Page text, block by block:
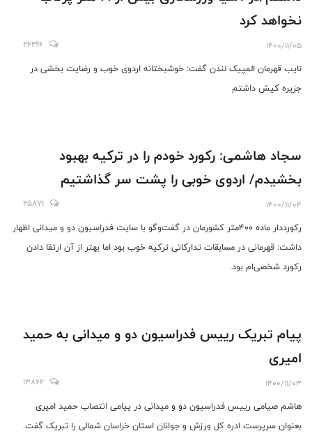
نخواهد کرد
1400/11/05
26296
نایب قهرمان المپیک لندن گفت: خوشبختانه اردوی خوب و رضایت بخشی در
جزیره کیش داشتم
سجاد هاشمی: رکورد خودم را در ترکیه بهبود
بخشیدم/ اردوی خوبی را پشت سر گذاشتیم
1400/11/04
25871
رکورد‌دار ماده ۴۰۰متر کشورمان در گفت‌وگو با سایت فدراسیون دو و میدانی اظهار
داشت: قهرمانی در مسابقات تدارکاتی ترکیه خوب بود اما بهتر از آن ارتقا دادن
رکورد شخصی‌ام بود.
پیام تبریک رییس فدراسیون دو و میدانی به حمید
امیری
1400/11/03
13862
هاشم صیامی رییس فدراسیون دو و میدانی در پیامی انتصاب حمید امیری
بعنوان سرپرست ادره کل ورزش و جوانان استان خراسان شمالی را تبریک گفت.